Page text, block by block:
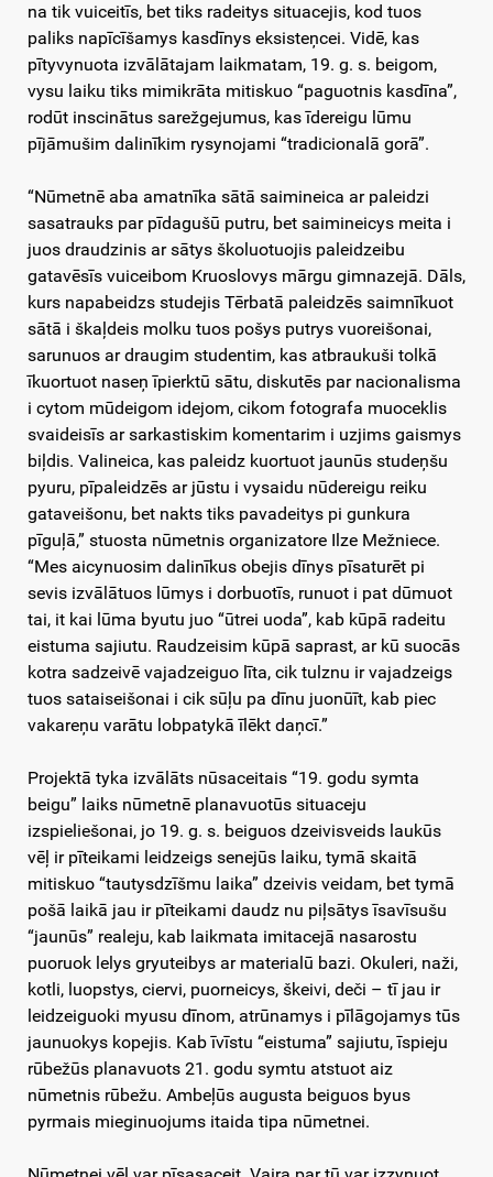
na tik vuiceitīs, bet tiks radeitys situacejis, kod tuos
paliks napīcīšamys kasdīnys eksisteņcei. Vidē, kas
pītyvynuota izvālātajam laikmatam, 19. g. s. beigom,
vysu laiku tiks mimikrāta mitiskuo “paguotnis kasdīna”,
rodūt inscinātus sarežgejumus, kas īdereigu lūmu
pījāmušim dalinīkim rysynojami “tradicionalā gorā”.
“Nūmetnē aba amatnīka sātā saimineica ar paleidzi
sasatrauks par pīdagušū putru, bet saimineicys meita i
juos draudzinis ar sātys školuotuojis paleidzeibu
gatavēsīs vuiceibom Kruoslovys mārgu gimnazejā. Dāls,
kurs napabeidzs studejis Tērbatā paleidzēs saimnīkuot
sātā i škaļdeis molku tuos pošys putrys vuoreišonai,
sarunuos ar draugim studentim, kas atbraukuši tolkā
īkuortuot naseņ īpierktū sātu, diskutēs par nacionalisma
i cytom mūdeigom idejom, cikom fotografa muoceklis
svaideisīs ar sarkastiskim komentarim i uzjims gaismys
biļdis. Valineica, kas paleidz kuortuot jaunūs studeņšu
pyuru, pīpaleidzēs ar jūstu i vysaidu nūdereigu reiku
gataveišonu, bet nakts tiks pavadeitys pi gunkura
pīguļā,” stuosta nūmetnis organizatore Ilze Mežniece.
“Mes aicynuosim dalinīkus obejis dīnys pīsaturēt pi
sevis izvālātuos lūmys i dorbuotīs, runuot i pat dūmuot
tai, it kai lūma byutu juo “ūtrei uoda”, kab kūpā radeitu
eistuma sajiutu. Raudzeisim kūpā saprast, ar kū suocās
kotra sadzeivē vajadzeiguo līta, cik tulznu ir vajadzeigs
tuos sataiseišonai i cik sūļu pa dīnu juonūīt, kab piec
vakareņu varātu lobpatykā īlēkt daņcī.”
Projektā tyka izvālāts nūsaceitais “19. godu symta
beigu” laiks nūmetnē planavuotūs situaceju
izspieliešonai, jo 19. g. s. beiguos dzeivisveids laukūs
vēļ ir pīteikami leidzeigs senejūs laiku, tymā skaitā
mitiskuo “tautysdzīšmu laika” dzeivis veidam, bet tymā
pošā laikā jau ir pīteikami daudz nu piļsātys īsavīsušu
“jaunūs” realeju, kab laikmata imitacejā nasarostu
puoruok lelys gryuteibys ar materialū bazi. Okuleri, naži,
kotli, luopstys, ciervi, puorneicys, škeivi, deči – tī jau ir
leidzeiguoki myusu dīnom, atrūnamys i pīlāgojamys tūs
jaunuokys kopejis. Kab īvīstu “eistuma” sajiutu, īspieju
rūbežūs planavuots 21. godu symtu atstuot aiz
nūmetnis rūbežu. Ambeļūs augusta beiguos byus
pyrmais mieginuojums itaida tipa nūmetnei.